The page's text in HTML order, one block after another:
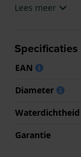
horloge
Lees meer
Specificaties
EAN
Diameter
Waterdichtheid
Garantie